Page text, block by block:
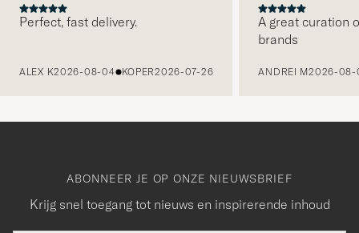
Perfect, fast delivery.
ALEX K2026-08-04 KOPER2026-07-26
A great curation
brands
ANDREI M2026-08-
ABONNEER JE OP ONZE NIEUWSBRIEF
Krijg snel toegang tot nieuws en inspirerende inhoud